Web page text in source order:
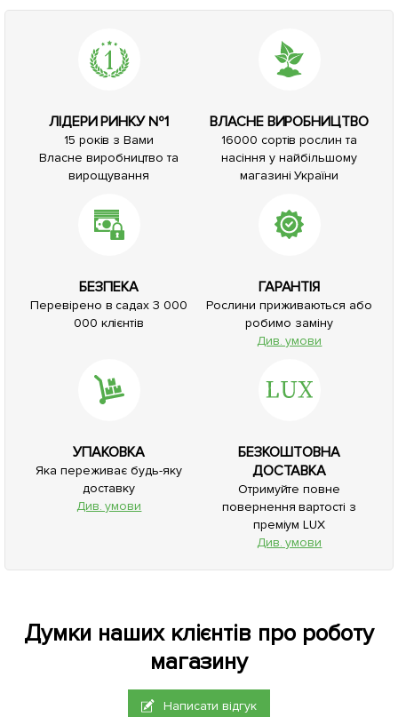
ЛІДЕРИ РИНКУ №1
15 років з Вами
Власне виробництво та
вирощування
ВЛАСНЕ ВИРОБНИЦТВО
16000 сортів рослин та
насіння у найбільшому
магазині України
БЕЗПЕКА
Перевірено в садах 3 000
000 клієнтів
ГАРАНТІЯ
Рослини приживаються або
робимо заміну
Див. умови
УПАКОВКА
Яка переживає будь-яку
доставку
Див. умови
БЕЗКОШТОВНА
ДОСТАВКА
Отримуйте повне
повернення вартості з
преміум LUX
Див. умови
Думки наших клієнтів про роботу
магазину
Написати відгук